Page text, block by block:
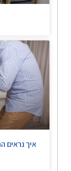
איך נראים